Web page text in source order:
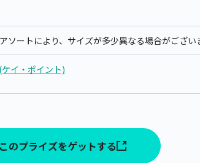
ートにより、サイズが多少異なる場合がござい
イ・ポイント)
このプライズをゲットする